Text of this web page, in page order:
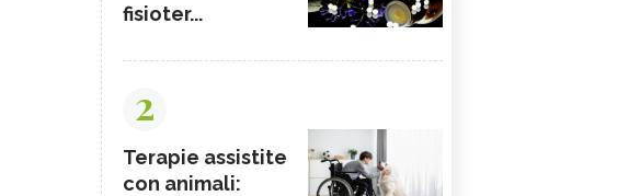
fisioter...
2
Terapie assistite
con animali: